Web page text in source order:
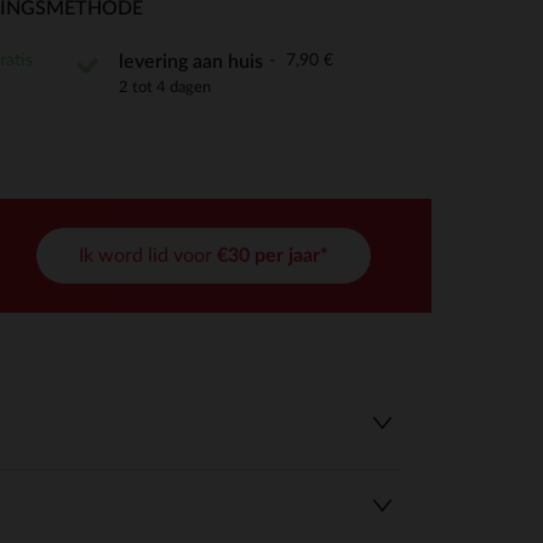
aan te passen en te beheren, en zorgt ervoor dat aan
levering aan huis 7,90 €
2 tot 4 dagen
Ik word lid voor €30 per jaar*